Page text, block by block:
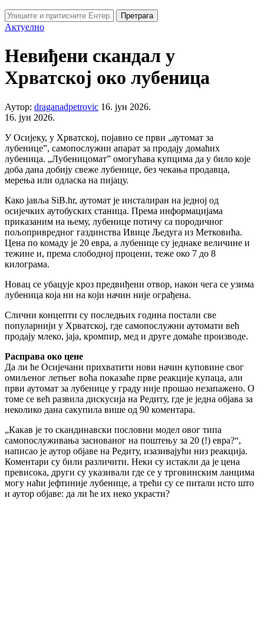
Претрага
Актуелно
Невиђени скандал у
Хрватској око лубеница
Аутор: draganadpetrovic 16. јун 2026.
16. јун 2026.
У Осијеку, у Хрватској, појавио се први „аутомат за
лубенице”, самопослужни апарат за продају домаћих
лубеница. „Лубеницомат” омогућава купцима да у било које
доба дана добију свеже лубенице, без чекања продавца,
мерења или одласка на пијацу.
Како јавља SiB.hr, аутомат је инсталиран на једној од
осијечких аутобуских станица. Према информацијама
приказаним на њему, лубенице потичу са породичног
пољопривредног газдинства Ивице Љедуга из Метковића.
Цена по комаду је 20 евра, а лубенице су једнаке величине и
тежине и, према слободној процени, теже око 7 до 8
килограма.
Новац се убацује кроз предвиђени отвор, након чега се узима
лубеница која ни на који начин није ограђена.
Слични концепти су последњих година постали све
популарнији у Хрватској, где самопослужни аутомати већ
продају млеко, јаја, кромпир, мед и друге домаће производе.
Расправа око цене
Да ли ће Осијечани прихватити нови начин куповине свог
омиљеног летњег воћа показаће прве реакције купаца, али
први аутомат за лубенице у граду није прошао незапажено. О
томе се већ развила дискусија на Редиту, где је једна објава за
неколико дана сакупила више од 90 коментара.
„Какав је то скандинавски пословни модел овог типа
самопослуживања заснованог на поштењу за 20 (!) евра?“,
написао је аутор објаве на Редиту, изазивајући низ реакција.
Коментари су били различити. Неки су истакли да је цена
превисока, други су указивали где се у трговинским ланцима
могу наћи јефтиније лубенице, а трећи су се питали исто што
и аутор објаве: да ли ће их неко украсти?